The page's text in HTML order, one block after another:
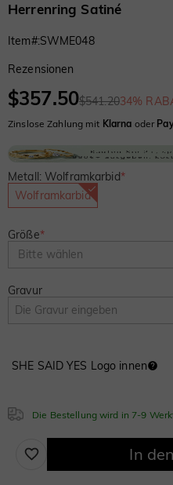
Herrenring Satiné
Item#:SWME048
Rezensionen
$357.50$541.2034%
Zinslose Zahlung mit Klarna oder
Metall: Wolframkarbid*
Wolframkarbid
Größe*
Bitte wählen
Gravur
SHE SAID YES Logo innen
Die Bestellung wird in 7-9
In